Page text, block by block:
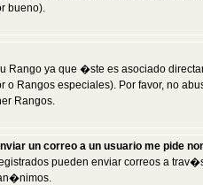
bueno).
Rango ya que �ste es asociado
o Rangos especiales). Por favor, no
Rangos.
un correo a un usuario me pide
pueden enviar correos a